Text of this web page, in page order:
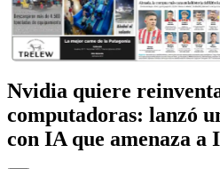
Nvidia quiere
computadoras: lanzó
con IA que amenaza a